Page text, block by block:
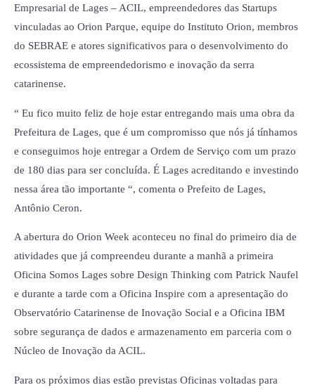
Empresarial de Lages – ACIL, empreendedores das Startups
vinculadas ao Orion Parque, equipe do Instituto Orion, membros
do SEBRAE e atores significativos para o desenvolvimento do
ecossistema de empreendedorismo e inovação da serra
catarinense.
“ Eu fico muito feliz de hoje estar entregando mais uma obra da
Prefeitura de Lages, que é um compromisso que nós já tínhamos
e conseguimos hoje entregar a Ordem de Serviço com um prazo
de 180 dias para ser concluída. É Lages acreditando e investindo
nessa área tão importante “, comenta o Prefeito de Lages,
Antônio Ceron.
A abertura do Orion Week aconteceu no final do primeiro dia de
atividades que já compreendeu durante a manhã a primeira
Oficina Somos Lages sobre Design Thinking com Patrick Naufel
e durante a tarde com a Oficina Inspire com a apresentação do
Observatório Catarinense de Inovação Social e a Oficina IBM
sobre segurança de dados e armazenamento em parceria com o
Núcleo de Inovação da ACIL.
Para os próximos dias estão previstas Oficinas voltadas para